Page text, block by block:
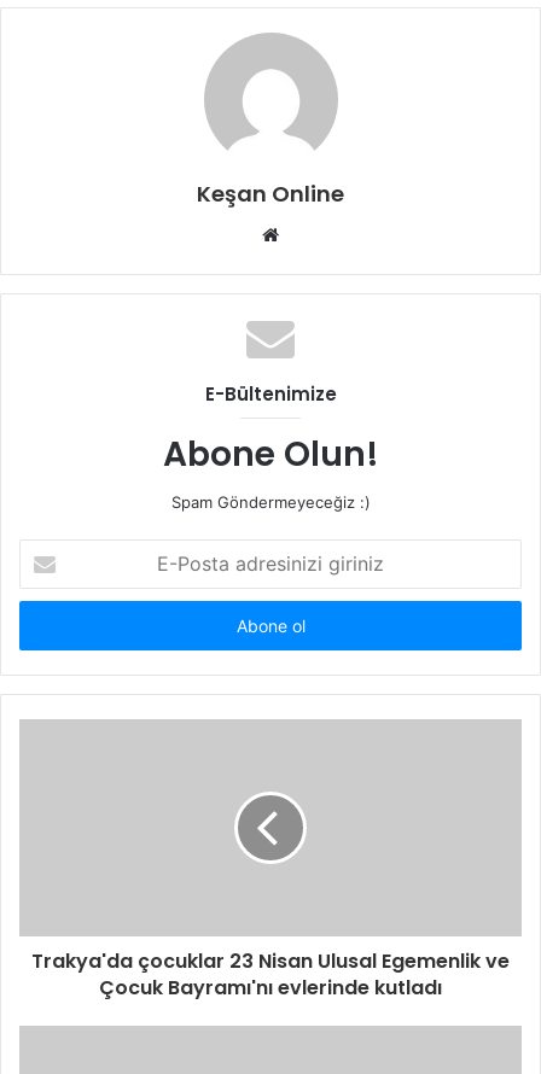
Keşan Online
Web
E-Bültenimize
Abone Olun!
Spam Göndermeyeceğiz :)
Posta
adresinizi
Trakya'da çocuklar 23 Nisan Ulusal Egemenlik ve
Çocuk Bayramı'nı evlerinde kutladı